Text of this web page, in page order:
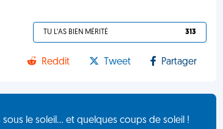
TU L'AS BIEN MÉRITÉ 313
Reddit Tweet Partager
le soleil... et quelques coups de soleil !